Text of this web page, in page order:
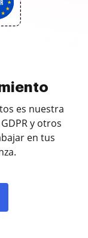
es nuestra
y otros
en tus